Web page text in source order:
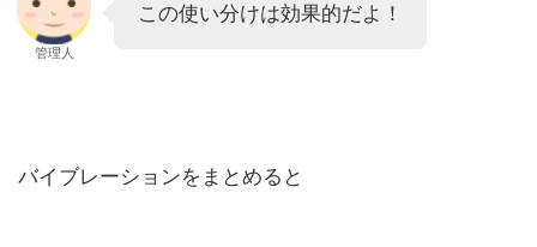
管理人
この使い分けは効果的だよ！
バイブレーションをまとめると